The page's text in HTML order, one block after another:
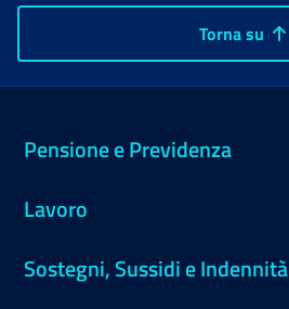
Torna su
Pensione e Previdenza
Lavoro
Sostegni, Sussidi e Indennità